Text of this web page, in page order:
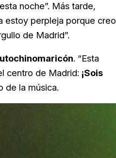
noche”. Más tarde,
estoy perpleja porque creo
de Madrid”.
. “Esta
centro de Madrid: ¡Sois
de la música.